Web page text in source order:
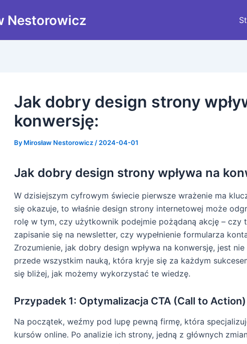
Nestorowicz
Jak dobry design strony
konwersję:
By Mirosław Nestorowicz / 2024-04-01
Jak dobry design strony wpływa na
W dzisiejszym cyfrowym świecie pierwsze wrażenie ma
się okazuje, to właśnie design strony internetowej może
rolę w tym, czy użytkownik podejmie pożądaną akcję – czy
zapisanie się na newsletter, czy wypełnienie formularza
Zrozumienie, jak dobry design wpływa na konwersję, jest
przede wszystkim nauką, która kryje się za każdym
się bliżej, jak możemy wykorzystać te wiedzę.
Przypadek 1: Optymalizacja CTA (Call to Action)
Na początek, weźmy pod lupę pewną firmę, która
kursów online. Po analizie ich strony, jedną z głównych